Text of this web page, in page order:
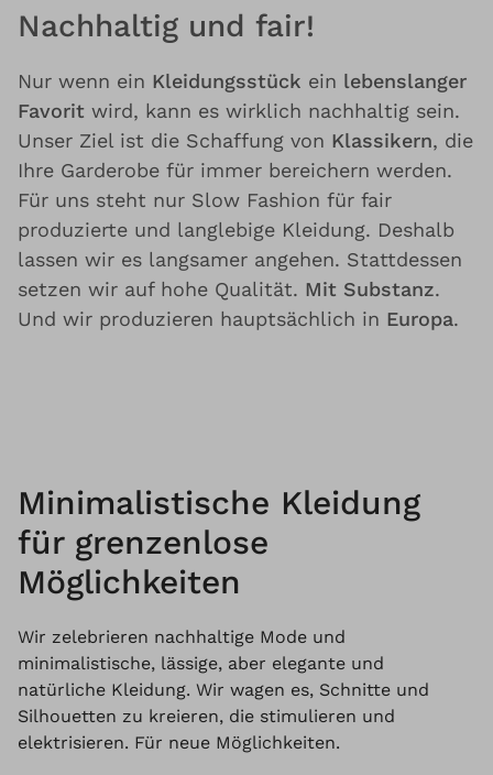
Nachhaltig und fair!
Nur wenn ein Kleidungsstück ein lebenslanger
Favorit wird, kann es wirklich nachhaltig sein.
Unser Ziel ist die Schaffung von Klassikern, die
Ihre Garderobe für immer bereichern werden.
Für uns steht nur Slow Fashion für fair
produzierte und langlebige Kleidung. Deshalb
lassen wir es langsamer angehen. Stattdessen
setzen wir auf hohe Qualität. Mit Substanz.
Und wir produzieren hauptsächlich in Europa.
Minimalistische Kleidung
für grenzenlose
Möglichkeiten
Wir zelebrieren nachhaltige Mode und
minimalistische, lässige, aber elegante und
natürliche Kleidung. Wir wagen es, Schnitte und
Silhouetten zu kreieren, die stimulieren und
elektrisieren. Für neue Möglichkeiten.